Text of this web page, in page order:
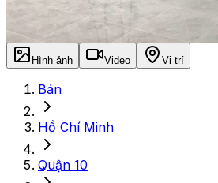
Hình ảnh Video Vị trí
Bán
Hồ Chí Minh
Quận 10